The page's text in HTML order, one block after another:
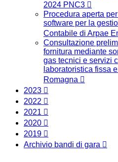
2024 PNC3
Procedura aperta
software per la
Contabile di Arpae
Consultazione
fornitura mediante
gas tecnici e servizi
laboratoristica fissa
Romagna
2023
2022
2021
2020
2019
Archivio bandi di gara